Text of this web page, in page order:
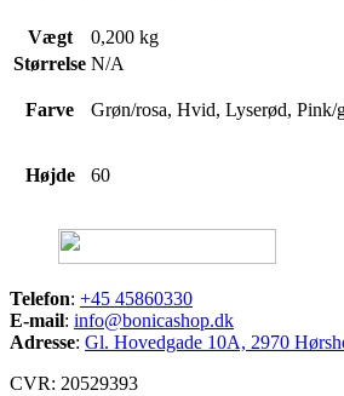
Vægt
0,200 kg
Størrelse N/A
Farve Grøn/rosa, Hvid, Lyserød, Pink/
Højde 60
Telefon: +45 45860330
E-mail: info@bonicashop.dk
Adresse: Gl. Hovedgade 10A, 2970
CVR: 20529393